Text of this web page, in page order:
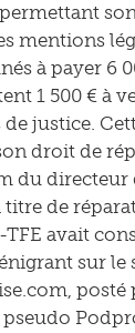
mentions
à payer 6
1 500 € à
justice.
droit de
du directeur
de
TFE avait
sur le
posté